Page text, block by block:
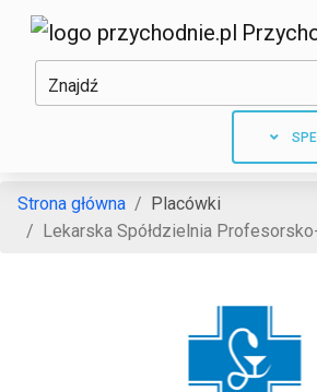
Znajdź
Strona główna
Placówki
Lekarska Spółdzielnia